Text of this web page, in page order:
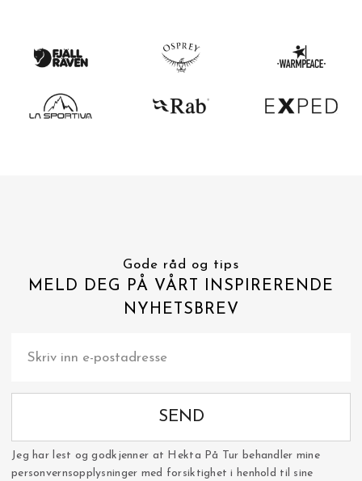
Gode råd og tips
MELD DEG PÅ VÅRT INSPIRERENDE
NYHETSBREV
SEND
Jeg har lest og godkjenner at Hekta På Tur behandler mine
personvernsopplysninger med forsiktighet i henhold til sine